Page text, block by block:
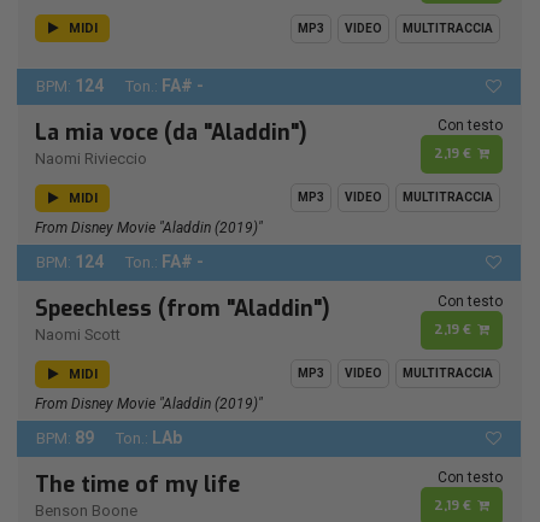
MIDI MP3 VIDEO MULTITRACCIA
BPM: 124 Ton.: FA# -
La mia voce (da "Aladdin")
Naomi Rivieccio
Con testo
2,19 €
MIDI MP3 VIDEO MULTITRACCIA
From Disney Movie "Aladdin (2019)"
BPM: 124 Ton.: FA# -
Speechless (from "Aladdin")
Naomi Scott
Con testo
2,19 €
MIDI MP3 VIDEO MULTITRACCIA
From Disney Movie "Aladdin (2019)"
BPM: 89 Ton.: LAb
The time of my life
Benson Boone
Con testo
2,19 €